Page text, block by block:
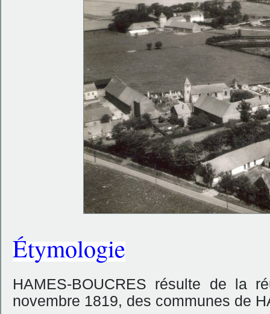
Étymologie
HAMES-BOUCRES résulte de la
novembre 1819, des communes de